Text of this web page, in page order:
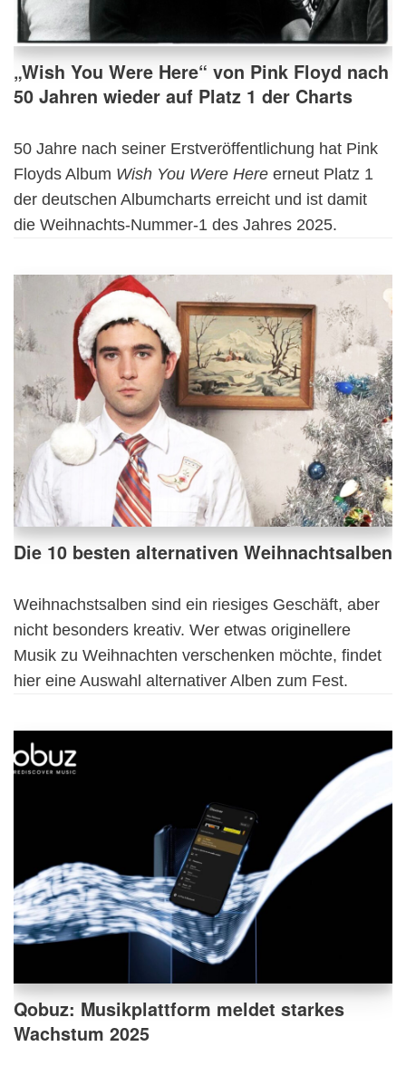
„Wish You Were Here“ von Pink Floyd nach
50 Jahren wieder auf Platz 1 der Charts
50 Jahre nach seiner Erstveröffentlichung hat Pink
Floyds Album Wish You Were Here erneut Platz 1
der deutschen Albumcharts erreicht und ist damit
die Weihnachts-Nummer-1 des Jahres 2025.
Die 10 besten alternativen Weihnachtsalben
Weihnachstsalben sind ein riesiges Geschäft, aber
nicht besonders kreativ. Wer etwas originellere
Musik zu Weihnachten verschenken möchte, findet
hier eine Auswahl alternativer Alben zum Fest.
Qobuz: Musikplattform meldet starkes
Wachstum 2025